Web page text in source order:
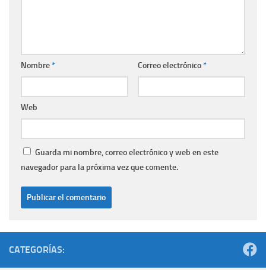
Nombre* Correo electrónico*
Web
Guarda mi nombre, correo electrónico y web en este
navegador para la próxima vez que comente.
CATEGORÍAS: